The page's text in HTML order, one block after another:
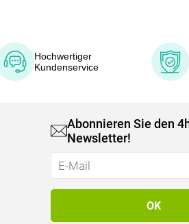
Hochwertiger
Kundenservice
Abonnieren Sie den
Newsletter!